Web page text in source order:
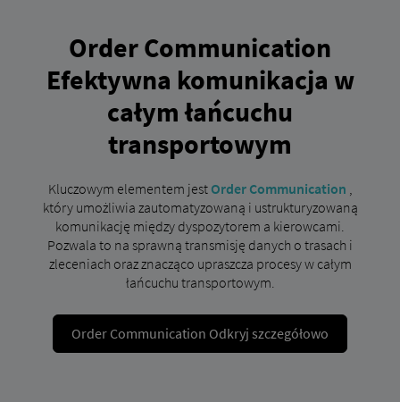
Order Communication
Efektywna komunikacja w
całym łańcuchu
transportowym
Kluczowym elementem jest Order Communication ,
który umożliwia zautomatyzowaną i ustrukturyzowaną
komunikację między dyspozytorem a kierowcami.
Pozwala to na sprawną transmisję danych o trasach i
zleceniach oraz znacząco upraszcza procesy w całym
łańcuchu transportowym.
Order Communication Odkryj szczegółowo